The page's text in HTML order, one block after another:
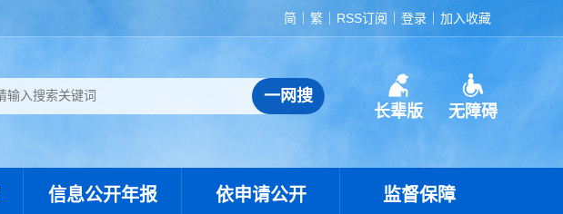
简 繁 RSS订阅 登录 加入收藏
长辈版 无障碍
信息公开年报 依申请公开 监督保障